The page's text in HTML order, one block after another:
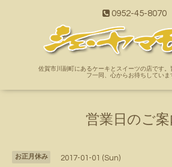
0952-45-8070
佐賀市川副町にあるケーキとスイーツの店です。
フ一同、心からお待ちしていま
営業日のご案
お正月休み 2017-01-01 (Sun)